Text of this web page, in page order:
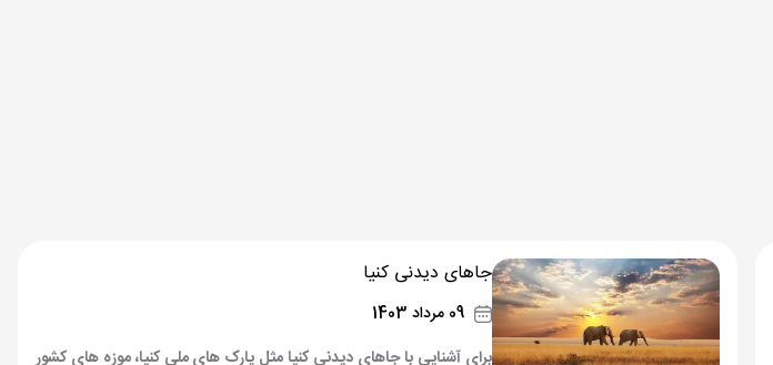
جاهای دیدنی کنیا
09 مرداد 1403
برای آشنایی با جاهای دیدنی کنیا مثل پارک های ملی کنیا، موزه های کشور